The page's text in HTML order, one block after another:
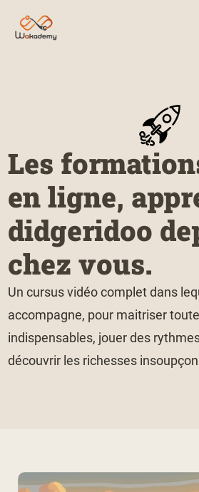
Les
en ligne,
didgeridoo
chez vous.
Un cursus vidéo complet dans
accompagne, pour maitriser
indispensables, jouer des
découvrir les richesses